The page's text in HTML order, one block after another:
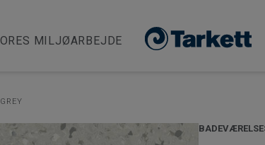
MILJØARBEJDE